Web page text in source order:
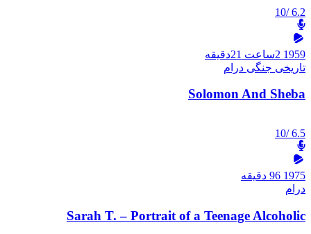
6.2
/10
1959 2ساعت 21دقیقه
تاریخی جنگی درام
Solomon And Sheba
6.5
/10
1975 96 دقیقه
درام
Sarah T. – Portrait of a Teenage Alcoholic